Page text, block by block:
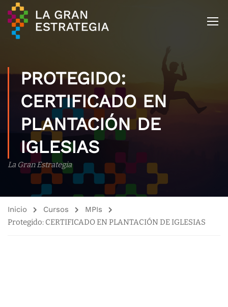
PROTEGIDO:
CERTIFICADO EN
PLANTACIÓN DE
IGLESIAS
La Gran Estrategia
Inicio Cursos
MPIs
Protegido: CERTIFICADO EN PLANTACIÓN DE IGLESIAS